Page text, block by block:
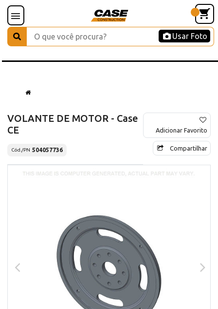
Usar Foto
VOLANTE DE MOTOR - Case
CE
Cód./PN 504057736
Adicionar Favorito
Compartilhar